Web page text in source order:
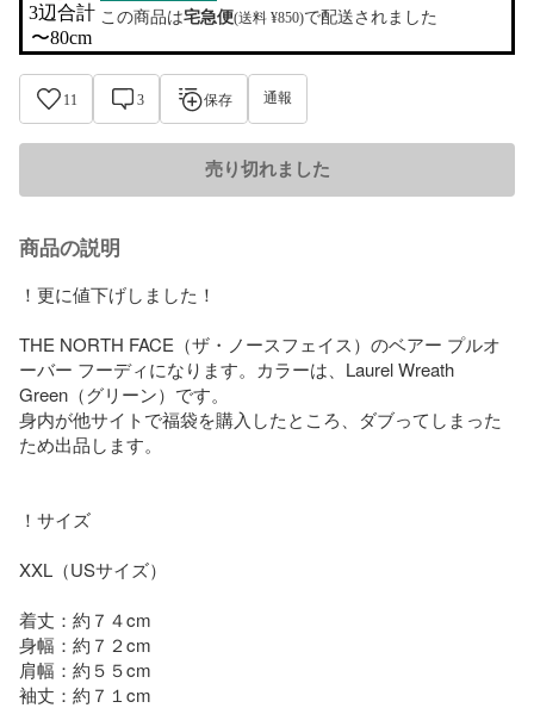
3辺合計
〜80cm
この商品は宅急便(送料 ¥850)で配送されました
11 3 保存 通報
売り切れました
商品の説明
！更に値下げしました！
THE NORTH FACE（ザ・ノースフェイス）のベアー プルオ
ーバー フーディになります。カラーは、Laurel Wreath
Green（グリーン）です。
身内が他サイトで福袋を購入したところ、ダブってしまった
ため出品します。
！サイズ
XXL（USサイズ）
着丈：約７４cm
身幅：約７２cm
肩幅：約５５cm
袖丈：約７１cm